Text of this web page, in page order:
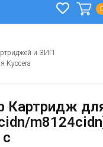
и ЗИП
Kyocera
Картридж